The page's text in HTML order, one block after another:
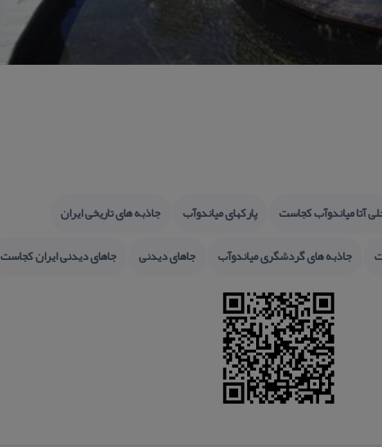
آتا میاندوآب كجاست پاركهای میاندوآب
جاذبه های تاریخی ایران
جاذبه های گردشگری میاندوآب جاهای دیدنی جاهای دیدنی ایران كجاست